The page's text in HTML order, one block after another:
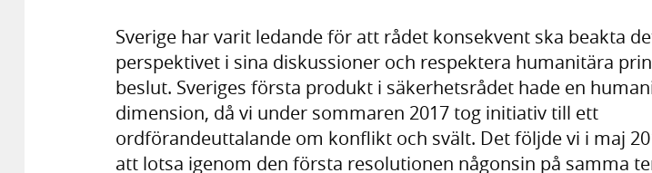
Sverige har varit ledande för att rådet konsekvent ska beakta
perspektivet i sina diskussioner och respektera humanitära
beslut. Sveriges första produkt i säkerhetsrådet hade en
dimension, då vi under sommaren 2017 tog initiativ till ett
ordförandeuttalande om konflikt och svält. Det följde vi i maj
att lotsa igenom den första resolutionen någonsin på samma